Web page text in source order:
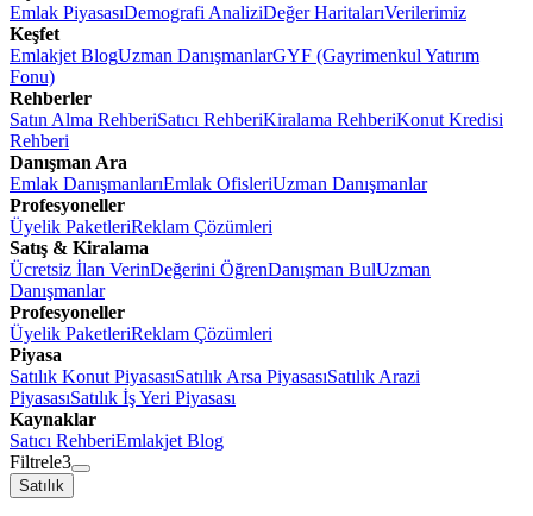
Emlak PiyasasıDemografi AnaliziDeğer HaritalarıVerilerimiz
Keşfet
Emlakjet BlogUzman DanışmanlarGYF (Gayrimenkul Yatırım
Fonu)
Rehberler
Satın Alma RehberiSatıcı RehberiKiralama RehberiKonut Kredisi
Rehberi
Danışman Ara
Emlak DanışmanlarıEmlak OfisleriUzman Danışmanlar
Profesyoneller
Üyelik PaketleriReklam Çözümleri
Satış & Kiralama
Ücretsiz İlan VerinDeğerini ÖğrenDanışman BulUzman
Danışmanlar
Profesyoneller
Üyelik PaketleriReklam Çözümleri
Piyasa
Satılık Konut PiyasasıSatılık Arsa PiyasasıSatılık Arazi
PiyasasıSatılık İş Yeri Piyasası
Kaynaklar
Satıcı RehberiEmlakjet Blog
Filtrele3
Satılık